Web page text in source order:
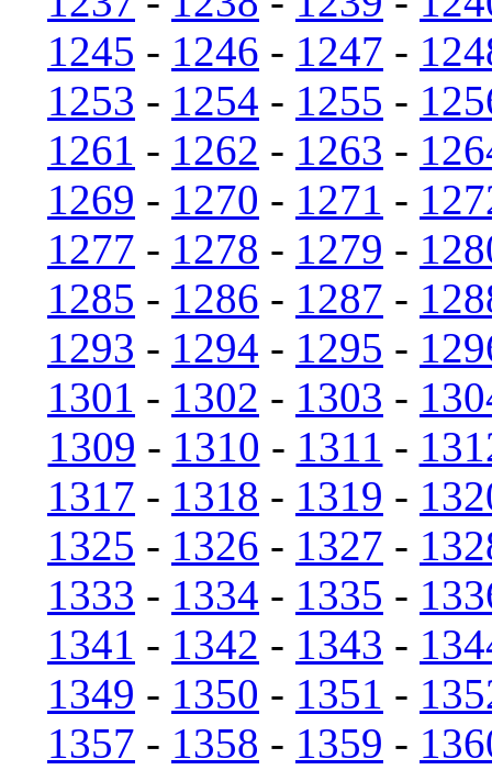
1245 - 1246 - 1247 -
1253 - 1254 - 1255 -
1261 - 1262 - 1263 -
1269 - 1270 - 1271 -
1277 - 1278 - 1279 -
1285 - 1286 - 1287 -
1293 - 1294 - 1295 -
1301 - 1302 - 1303 -
1309 - 1310 - 1311 -
1317 - 1318 - 1319 -
1325 - 1326 - 1327 -
1333 - 1334 - 1335 -
1341 - 1342 - 1343 -
1349 - 1350 - 1351 -
1357 - 1358 - 1359 -